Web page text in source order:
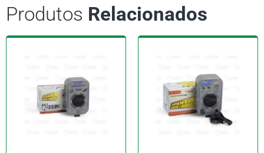
Produtos Relacionados